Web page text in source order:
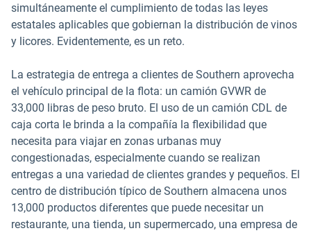
simultáneamente el cumplimiento de todas las leyes
estatales aplicables que gobiernan la distribución de vinos
y licores. Evidentemente, es un reto.
La estrategia de entrega a clientes de Southern aprovecha
el vehículo principal de la flota: un camión GVWR de
33,000 libras de peso bruto. El uso de un camión CDL de
caja corta le brinda a la compañía la flexibilidad que
necesita para viajar en zonas urbanas muy
congestionadas, especialmente cuando se realizan
entregas a una variedad de clientes grandes y pequeños. El
centro de distribución típico de Southern almacena unos
13,000 productos diferentes que puede necesitar un
restaurante, una tienda, un supermercado, una empresa de